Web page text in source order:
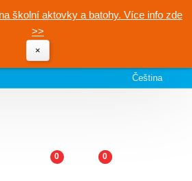
školní aktovky a batohy. Více info zde
>>
×
Čeština
0 0